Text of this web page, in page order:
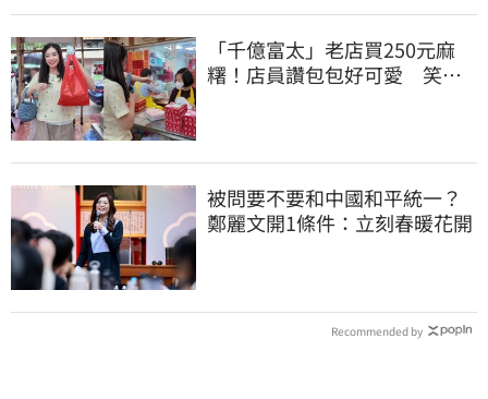
「千億富太」老店買250元麻
糬！店員讚包包好可愛 笑
被問要不要和中國和平統一？
鄭麗文開1條件：立刻春暖花開
Recommended by